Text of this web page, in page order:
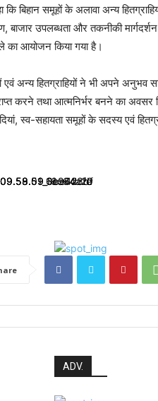
बिहान समूहों के अलावा अन्य
बाजार उपलब्धता और तकनीकी
का आयोजन किया गया है।
अन्य हितग्राहियों ने भी अपने अनुभव
करने तथा आत्मनिर्भर बनने का अवसर
स्व-सहायता समूहों के सदस्य एवं
ADV.